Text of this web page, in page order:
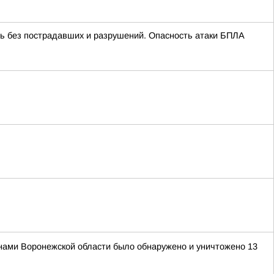
пострадавших и разрушений. Опасность атаки БПЛА
Воронежской области было обнаружено и уничтожено 13